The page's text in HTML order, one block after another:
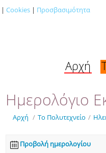
| Cookies | Προσβασιμότητα
Αρχή
Ημερολόγιο
Αρχή / Το Πολυτεχνείο /
Προβολή ημερολογίου